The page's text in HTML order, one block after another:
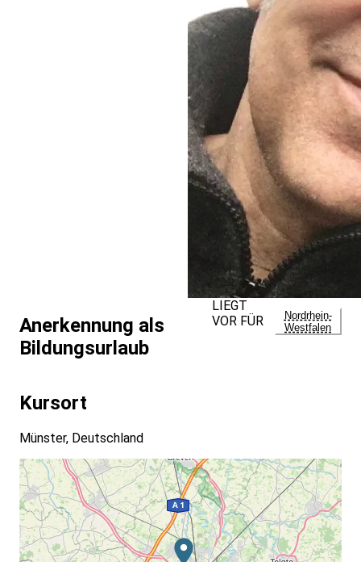
Anerkennung als
Bildungsurlaub
LIEGT
VOR FÜR
Nordrhein-
Westfalen
Kursort
Münster, Deutschland